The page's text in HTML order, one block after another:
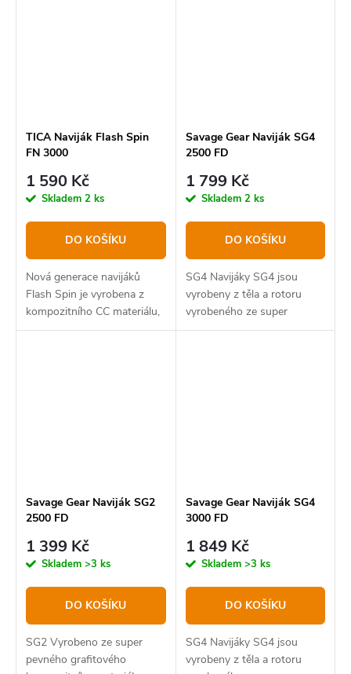
TICA Naviják Flash Spin
FN 3000
1 590 Kč
Skladem 2 ks
DO KOŠÍKU
Nová generace navijáků
Flash Spin je vyrobena z
kompozitního CC materiálu,
který vyniká svou nízkou
Savage Gear Naviják SG4
2500 FD
1 799 Kč
Skladem 2 ks
DO KOŠÍKU
SG4 Navijáky SG4 jsou
vyrobeny z těla a rotoru
vyrobeného ze super
pevného grafitového
Savage Gear Naviják SG2
2500 FD
1 399 Kč
Skladem >3 ks
DO KOŠÍKU
SG2 Vyrobeno ze super
pevného grafitového
Savage Gear Naviják SG4
3000 FD
1 849 Kč
Skladem >3 ks
DO KOŠÍKU
SG4 Navijáky SG4 jsou
vyrobeny z těla a rotoru